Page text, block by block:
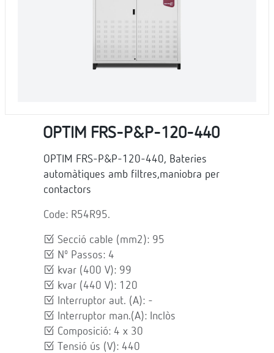
OPTIM FRS-P&P-120-440
OPTIM FRS-P&P-120-440, Bateries
automàtiques amb filtres,maniobra per
contactors
Code: R54R95.
Secció cable (mm2): 95
Nº Passos: 4
kvar (400 V): 99
kvar (440 V): 120
Interruptor aut. (A): -
Interruptor man.(A): Inclòs
Composició: 4 x 30
Tensió ús (V): 440